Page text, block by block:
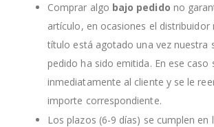
Comprar algo bajo pedido no
artículo, en ocasiones el distribuidor
título está agotado una vez nuestra
pedido ha sido emitida. En ese caso
inmediatamente al cliente y se le
importe correspondiente.
Los plazos (6-9 días) se cumplen en